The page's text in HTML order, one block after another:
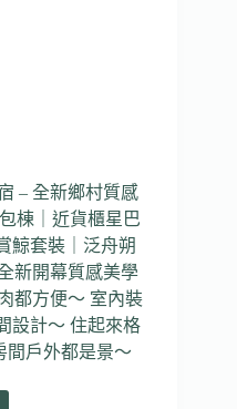
– 全新鄉村質感
棟｜近貨櫃星巴
鯨套裝｜泛舟朔
新開幕質感美學
都方便～ 室內裝
設計～ 住起來格
間戶外都是景～